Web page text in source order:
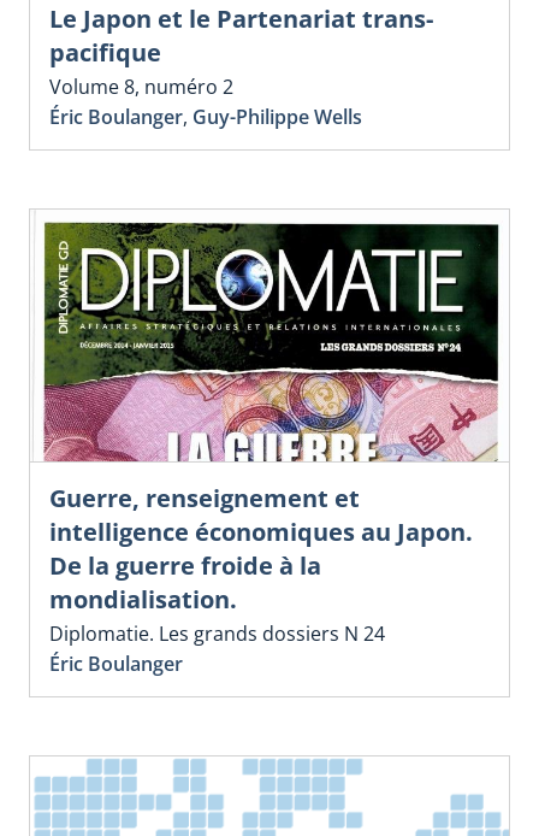
Le Japon et le Partenariat trans-
pacifique
Volume 8, numéro 2
Éric Boulanger, Guy-Philippe Wells
Guerre, renseignement et
intelligence économiques au Japon.
De la guerre froide à la
mondialisation.
Diplomatie. Les grands dossiers N 24
Éric Boulanger